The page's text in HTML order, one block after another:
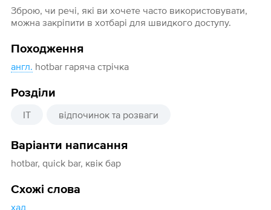
Зброю, чи речі, які ви хочете часто використовувати,
можна закріпити в хотбарі для швидкого доступу.
Походження
англ. hotbar гаряча стрічка
Розділи
IT відпочинок та розваги
Варіанти написання
hotbar, quick bar, квік бар
Схожі слова
хад